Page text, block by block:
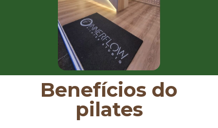
Benefícios do
pilates